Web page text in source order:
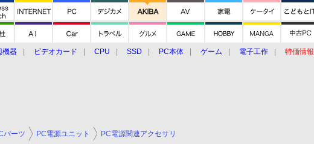
機器 ビデオカード CPU SSD PC本体 ゲーム 電子工作 特価情報
パーツ PC電源ユニット PC電源関連アクセサリ